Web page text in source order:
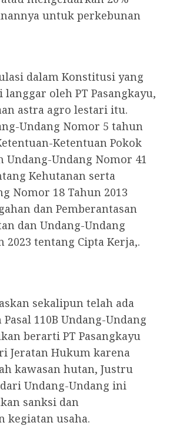
untuk perkebunan
dalam Konstitusi yang
oleh PT Pasangkayu,
astra agro lestari itu.
Undang Nomor 5 tahun
Ketentuan Pokok
Undang-Undang Nomor 41
Kehutanan serta
Nomor 18 Tahun 2013
dan Pemberantasan
dan Undang-Undang
2023 tentang Cipta Kerja,.
sekalipun telah ada
Pasal 110B Undang-Undang
berarti PT Pasangkayu
Jeratan Hukum karena
kawasan hutan, Justru
Undang-Undang ini
sanksi dan
kegiatan usaha.